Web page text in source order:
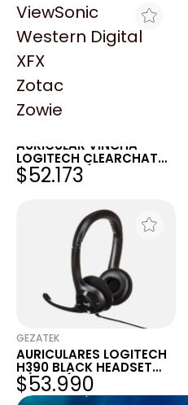
ViewSonic
Western Digital
XFX
Zotac
Zowie
AURICULAR VINCHA
LOGITECH CLEARCHAT
H390 MICRÓFONO USB
SKYPE
$52.173
GEZATEK
AURICULARES LOGITECH
H390 BLACK HEADSET
C/MICRÓFONO 981-
000014
$53.990